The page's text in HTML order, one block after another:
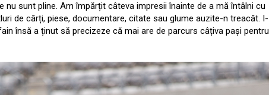
sunt pline. Am împărțit câteva impresii înainte de a mă întâlni cu
de cărți, piese, documentare, citate sau glume auzite-n treacăt. I-
însă a ținut să precizeze că mai are de parcurs câțiva pași pentru